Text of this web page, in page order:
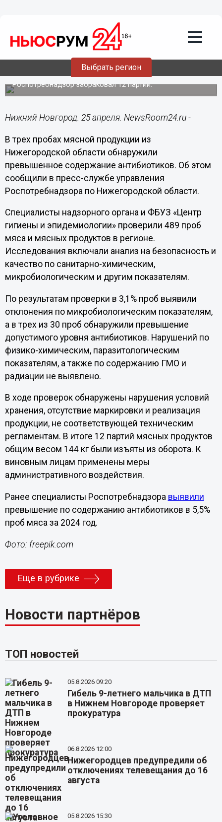
Выбрать регион
25.04.202512:00
144 кг опасного мяса сняли с
реализации в Нижегородской области
Роспотребнадзор забраковал 12 партий.
Нижний Новгород. 25 апреля. NewsRoom24.ru -
В трех пробах мясной продукции из
Нижегородской области обнаружили
превышенное содержание антибиотиков. Об этом
сообщили в пресс-службе управления
Роспотребнадзора по Нижегородской области.
Специалисты надзорного органа и ФБУЗ «Центр
гигиены и эпидемиологии» проверили 489 проб
мяса и мясных продуктов в регионе.
Исследования включали анализ на безопасность и
качество по санитарно-химическим,
микробиологическим и другим показателям.
По результатам проверки в 3,1% проб выявили
отклонения по микробиологическим показателям,
а в трех из 30 проб обнаружили превышение
допустимого уровня антибиотиков. Нарушений по
физико-химическим, паразитологическим
показателям, а также по содержанию ГМО и
радиации не выявлено.
В ходе проверок обнаружены нарушения условий
хранения, отсутствие маркировки и реализация
продукции, не соответствующей техническим
регламентам. В итоге 12 партий мясных продуктов
общим весом 144 кг были изъяты из оборота. К
виновным лицам применены меры
административного воздействия.
Ранее специалисты Роспотребнадзора выявили
превышение по содержанию антибиотиков в 5,5%
проб мяса за 2024 год.
Фото: freepik.com
Еще в рубрике
Новости партнёров
ТОП новостей
05.8.2026 09:20
Гибель 9-летнего мальчика в ДТП
в Нижнем Новгороде проверяет
прокуратура
06.8.2026 12:00
Нижегородцев предупредили об
отключениях телевещания до 16
августа
05.8.2026 15:30